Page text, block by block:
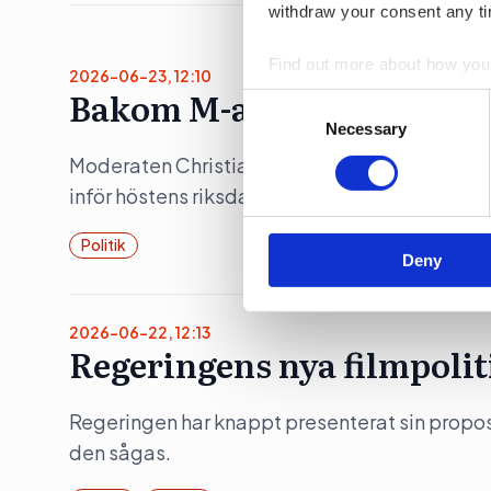
withdraw your consent any
Find out more about how
information about your use
other information that
Consent
Selection
Necessary
Deny
2026-06-23, 12:10
Bakom M-avhoppet i
Moderaten Christian Holm lämnar sina
inför höstens riksdagsval. Flera källor pekar
Politik
2026-06-22, 12:13
Regeringens nya
Regeringen har knappt presenterat sin
den sågas.